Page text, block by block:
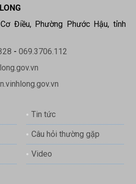
Điều, Phường Phước Hậu, tỉnh
- 069.3706.112
Tin tức
Câu hỏi thường gặp
Video